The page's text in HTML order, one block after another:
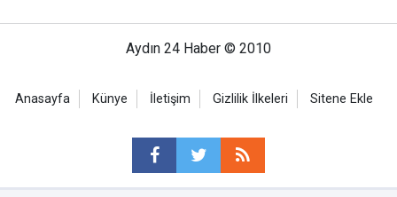
Aydın 24 Haber © 2010
Anasayfa Künye İletişim Gizlilik İlkeleri Sitene Ekle